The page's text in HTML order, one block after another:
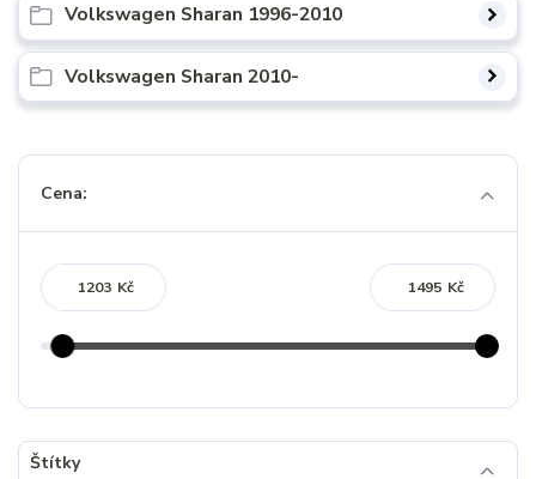
Volkswagen Sharan 1996-2010
Volkswagen Sharan 2010-
Cena:
Kč Kč
Štítky